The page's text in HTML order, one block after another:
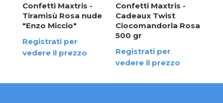
Confetti Maxtris -
Tiramisù Rosa nude
"Enzo Miccio"
Registrati per
vedere il prezzo
Confetti Maxtris -
Cadeaux Twist
Ciocomandorla Rosa
500 gr
Registrati per
vedere il prezzo